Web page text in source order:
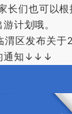
长们也可以
计划哦。
区发布关于
通知↓↓↓